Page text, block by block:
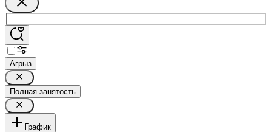
Агрыз
Полная занятость
График